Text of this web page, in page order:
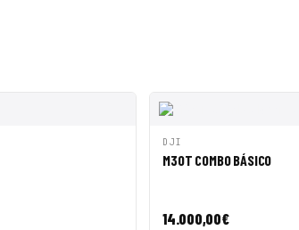
VISTA RÁPIDA
DJI
M30T COMBO BÁSICO
14.000,00€